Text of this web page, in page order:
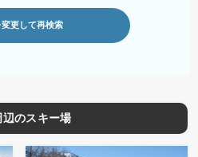
更して再検索
のスキー場